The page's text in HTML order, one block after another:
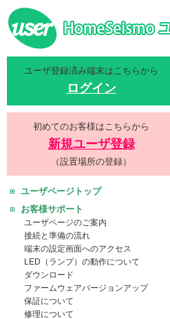
ユーザ登録済み端末はこちらから
ログイン
初めてのお客様はこちらから
新規ユーザ登録
（設置場所の登録）
ユーザページトップ
お客様サポート
ユーザページのご案内
接続と準備の流れ
端末の設定画面へのアクセス
LED（ランプ）の動作について
ダウンロード
ファームウェアバージョンアップ
保証について
修理について